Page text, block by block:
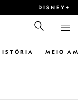
DISNEY+
MEIO